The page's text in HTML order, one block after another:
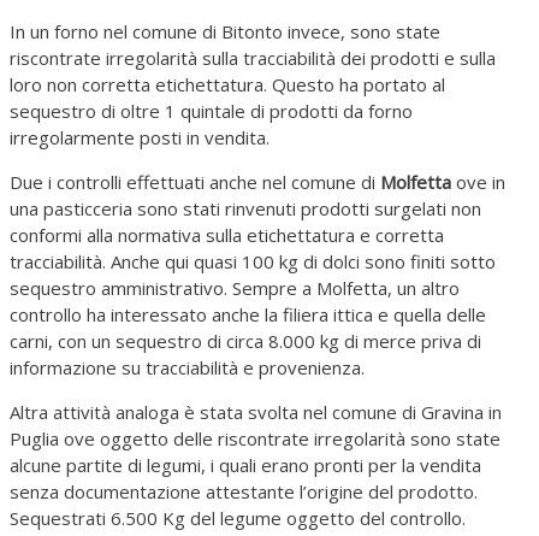
In un forno nel comune di Bitonto invece, sono state
riscontrate irregolarità sulla tracciabilità dei prodotti e sulla
loro non corretta etichettatura. Questo ha portato al
sequestro di oltre 1 quintale di prodotti da forno
irregolarmente posti in vendita.
Due i controlli effettuati anche nel comune di Molfetta ove in
una pasticceria sono stati rinvenuti prodotti surgelati non
conformi alla normativa sulla etichettatura e corretta
tracciabilità. Anche qui quasi 100 kg di dolci sono finiti sotto
sequestro amministrativo. Sempre a Molfetta, un altro
controllo ha interessato anche la filiera ittica e quella delle
carni, con un sequestro di circa 8.000 kg di merce priva di
informazione su tracciabilità e provenienza.
Altra attività analoga è stata svolta nel comune di Gravina in
Puglia ove oggetto delle riscontrate irregolarità sono state
alcune partite di legumi, i quali erano pronti per la vendita
senza documentazione attestante l’origine del prodotto.
Sequestrati 6.500 Kg del legume oggetto del controllo.